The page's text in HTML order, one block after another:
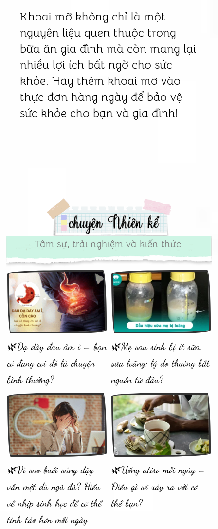
Khoai mỡ không chỉ là một
nguyên liệu quen thuộc trong
bữa ăn gia đình mà còn mang lại
nhiều lợi ích bất ngờ cho sức
khỏe. Hãy thêm khoai mỡ vào
thực đơn hàng ngày để bảo vệ
sức khỏe cho bạn và gia đình!
Tâm sự, trải nghiệm và kiến thức.
🌿Dạ dày đau âm ỉ – bạn
có đang coi đó là chuyện
bình thường?
🌿Mẹ sau sinh bị ít sữa,
sữa loãng: lý do thường bắt
nguồn từ đâu?
🌿Vì sao buổi sáng dậy
vẫn mệt dù ngủ đủ? Hiểu
về nhịp sinh học để cơ thể
tỉnh táo hơn mỗi ngày
🌿Uống atiso mỗi ngày –
Điều gì sẽ xảy ra với cơ
thể bạn?